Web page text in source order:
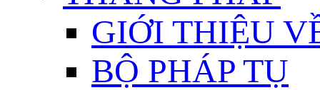
GIỚI THIỆU
BỘ PHÁP TỤ